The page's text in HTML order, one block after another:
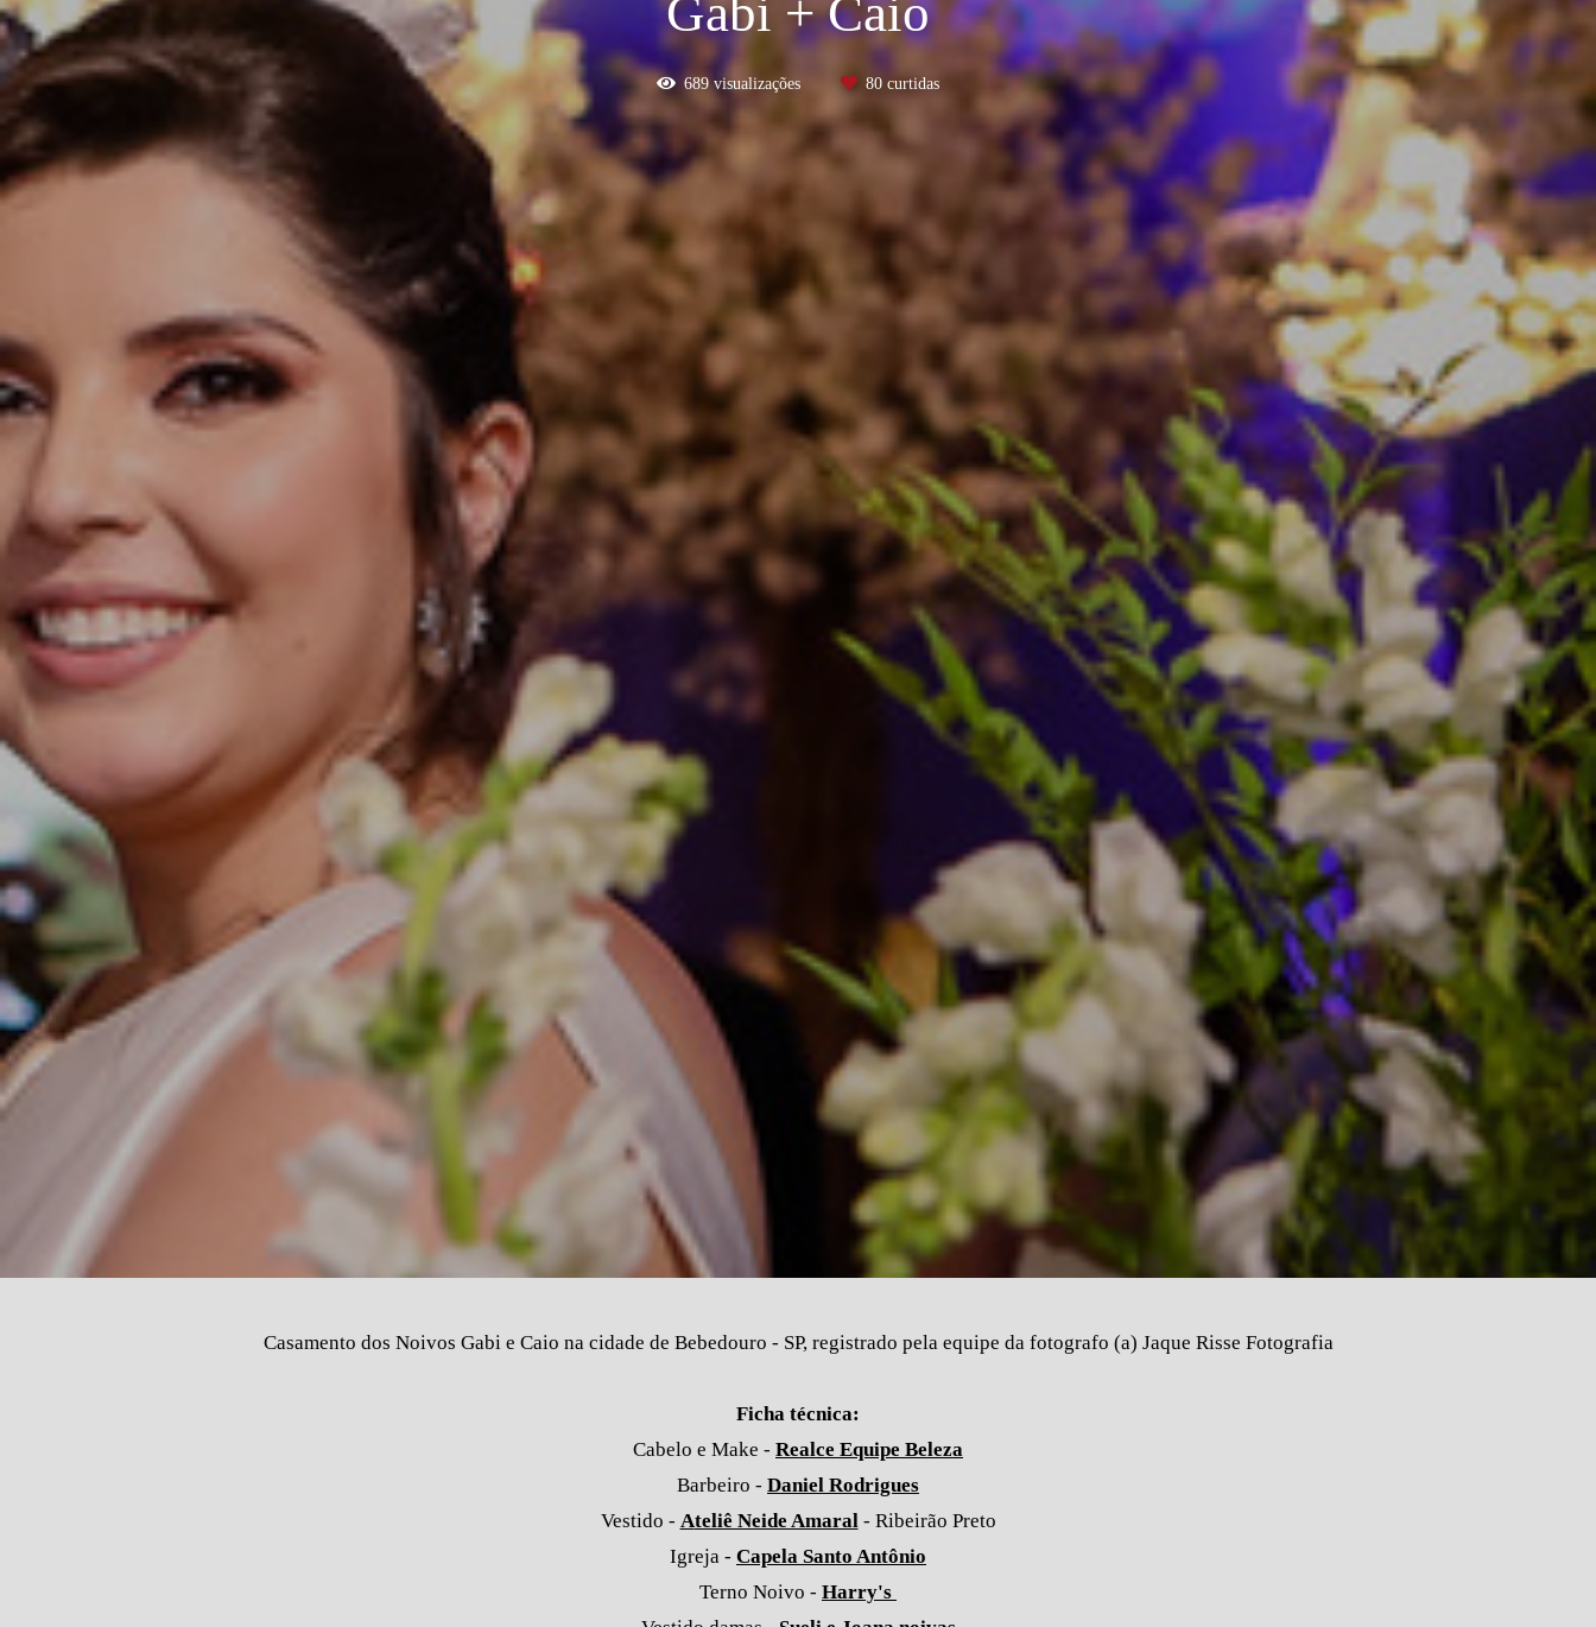
Gabi + Caio
689 visualizações 80 curtidas
Casamento dos Noivos Gabi e Caio na cidade de Bebedouro - SP, registrado pela equipe da fotografo (a) Jaque Risse Fotografia
Ficha técnica:
Cabelo e Make - Realce Equipe Beleza
Barbeiro - Daniel Rodrigues
Vestido - Ateliê Neide Amaral- Ribeirão Preto
Igreja - Capela Santo Antônio
Terno Noivo - Harry's